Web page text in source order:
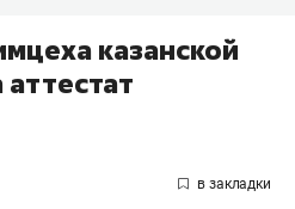
казанской